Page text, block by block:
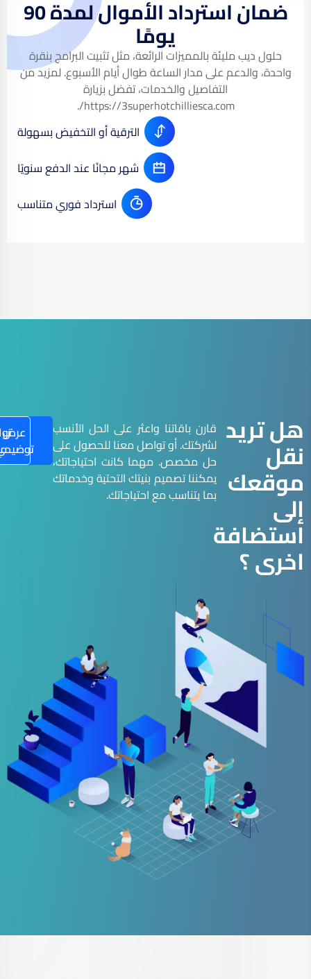
ضمان استرداد الأموال لمدة 90
يومًا
حلول ديب مليئة بالمميزات الرائعة، مثل تثبيت البرامج بنقرة
واحدة، والدعم على مدار الساعة طوال أيام الأسبوع. لمزيد من
التفاصيل والخدمات، تفضل بزيارة
https://3superhotchilliesca.com/
.
الترقية أو التخفيض بسهولة
شهر مجانًا عند الدفع سنويًا
استرداد فوري متناسب
هل تريد
نقل
موقعك
إلى
استضافة
اخرى ؟
قارن باقاتنا واعثر على الحل الأنسب
لشركتك. أو تواصل معنا للحصول على
حل مخصص. مهما كانت احتياجاتك،
يمكننا تصميم بنيتك التحتية وخدماتك
بما يتناسب مع احتياجاتك.
عرض